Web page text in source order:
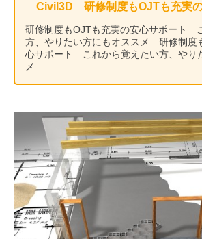
Civil3D 研修制度もOJTも充実
研修制度もOJTも充実の安心サポート
方、やりたい方にもオススメ 研修制度
心サポート これから覚えたい方、やり
メ